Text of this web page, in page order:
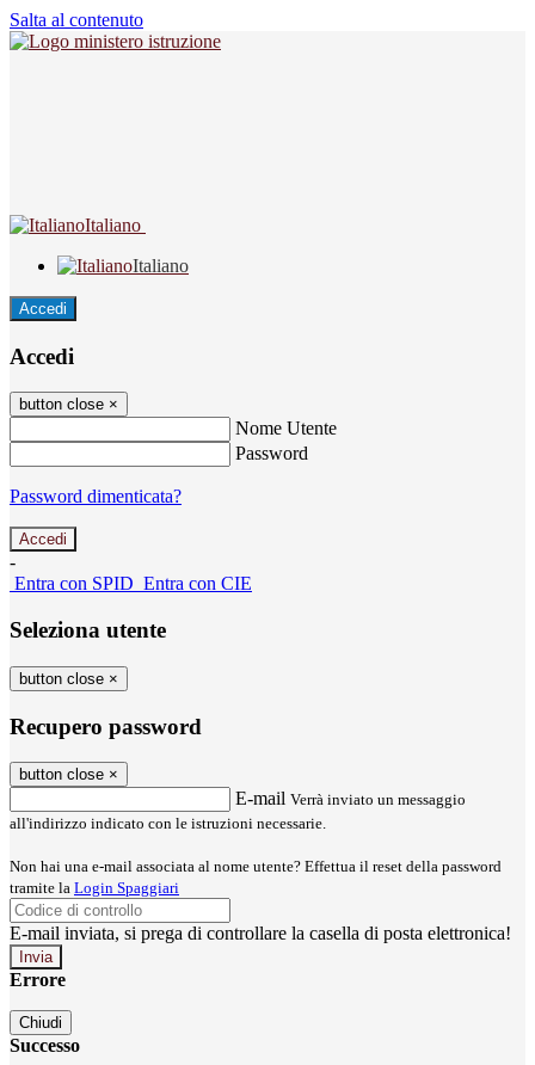
Salta al contenuto
Italiano
Italiano
Accedi
Accedi
button close ×
Nome Utente
Password
Password dimenticata?
-
Entra con SPID Entra con CIE
Seleziona utente
button close ×
Recupero password
button close ×
E-mail Verrà inviato un messaggio
all'indirizzo indicato con le istruzioni necessarie.
Non hai una e-mail associata al nome utente? Effettua il reset della password
tramite la Login Spaggiari
E-mail inviata, si prega di controllare la casella di posta elettronica!
Errore
Chiudi
Successo